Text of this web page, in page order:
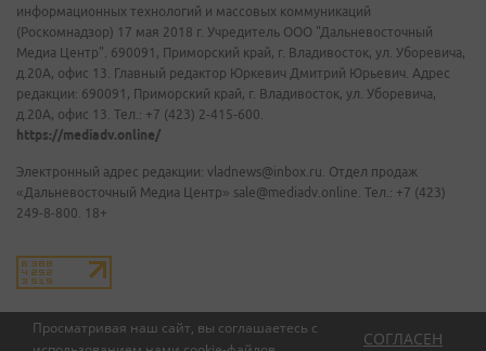
Просматривая наш сайт, вы соглашаетесь с
СОГЛАСЕН
информационных технологий и массовых коммуникаций
(Роскомнадзор) 17 мая 2018 г. Учредитель ООО "Дальневосточный
Медиа Центр". 690091, Приморский край, г. Владивосток, ул. Уборевича,
д.20А, офис 13. Главный редактор Юркевич Дмитрий Юрьевич. Адрес
редакции: 690091, Приморский край, г. Владивосток, ул. Уборевича,
д.20А, офис 13. Тел.: +7 (423) 2-415-600.
https://mediadv.online/
Электронный адрес редакции: vladnews@inbox.ru. Отдел продаж
«Дальневосточный Медиа Центр» sale@mediadv.online. Тел.: +7 (423)
249-8-800. 18+